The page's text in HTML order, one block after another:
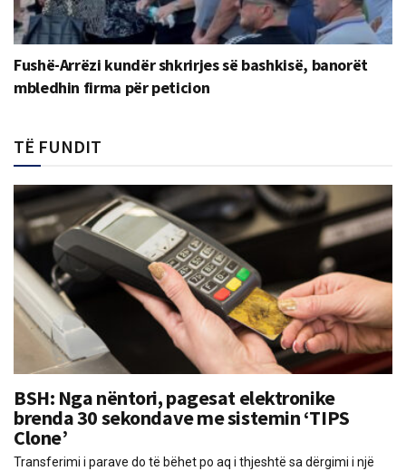
Fushë-Arrëzi kundër shkrirjes së bashkisë, banorët
mbledhin firma për peticion
TË FUNDIT
BSH: Nga nëntori, pagesat elektronike
brenda 30 sekondave me sistemin ‘TIPS
Clone’
Transferimi i parave do të bëhet po aq i thjeshtë sa dërgimi i një